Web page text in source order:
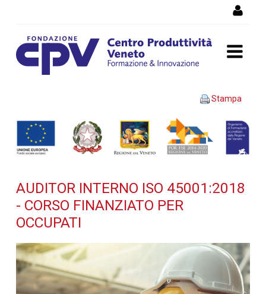
AUDITOR INTERNO ISO
45001:2018 - Corso
finanziato per occupati -
formazione
Stampa
AUDITOR INTERNO ISO 45001:2018
- CORSO FINANZIATO PER
OCCUPATI